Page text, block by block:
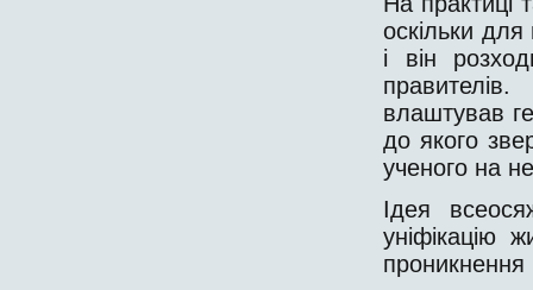
оскільки
і він
влаштував
до якого
ученого на
Ідея
уніфікацію
проникнення